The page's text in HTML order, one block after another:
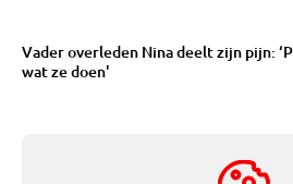
Vader overleden Nina deelt zijn pijn:
wat ze doen'